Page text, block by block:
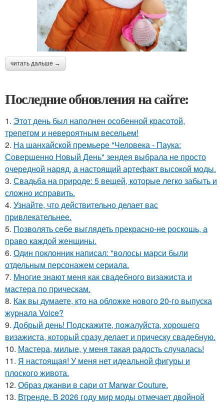
читать дальше →
Последние обновления на сайте:
1. Этот день был наполнен особенной красотой,
трепетом и невероятным весельем!
2. На шанхайской премьере "Человека - Паука:
Совершенно Новый День" зендея выбрала не просто
очередной наряд, а настоящий артефакт высокой моды.
3. Свадьба на природе: 5 вещей, которые легко забыть и
сложно исправить.
4. Узнайте, что действительно делает вас
привлекательнее.
5. Позволять себе выглядеть прекрасно-не роскошь, а
право каждой женщины.
6. Один поклонник написал: "волосы марси были
отдельным персонажем сериала.
7. Многие знают меня как свадебного визажиста и
мастера по прическам.
8. Как вы думаете, кто на обложке нового 20-го выпуска
журнала Voice?
9. Добрый день! Подскажите, пожалуйста, хорошего
визажиста, который сразу делает и прическу свадебную.
10. Мастера, милые, у меня такая радость случалась!
11. Я настоящая! У меня нет идеальной фигуры и
плоского живота.
12. Образ джанви в сари от Marwar Couture.
13. Втренде. В 2026 году мир моды отмечает двойной